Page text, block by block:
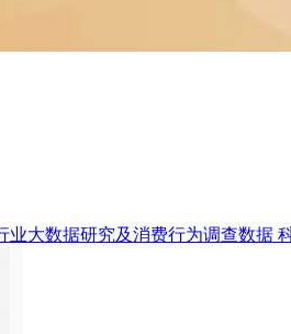
业大数据研究及消费行为调查数据